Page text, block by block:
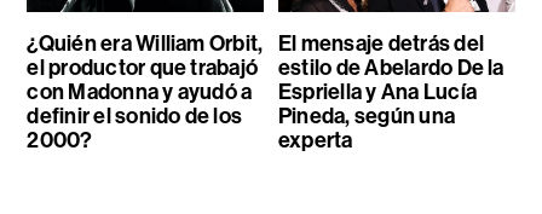
¿Quién era William Orbit,
el productor que trabajó
con Madonna y ayudó a
definir el sonido de los
2000?
El mensaje detrás del
estilo de Abelardo De la
Espriella y Ana Lucía
Pineda, según una
experta